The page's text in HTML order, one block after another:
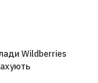
Wildberries